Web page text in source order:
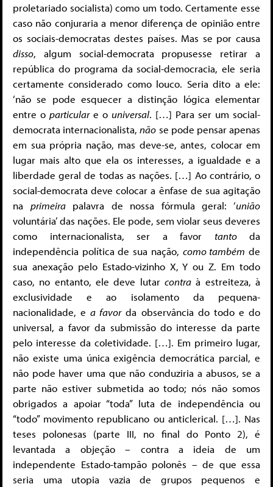
proletariado socialista) como um todo. Certamente esse
caso não conjuraria a menor diferença de opinião entre
os sociais-democratas destes países. Mas se por causa
disso, algum social-democrata propusesse retirar a
república do programa da social-democracia, ele seria
certamente considerado como louco. Seria dito a ele:
‘não se pode esquecer a distinção lógica elementar
entre o particulare o universal. […] Para ser um social-
democrata internacionalista,não se pode pensar apenas
em sua própria nação, mas deve-se, antes, colocar em
lugar mais alto que ela os interesses, a igualdade e a
liberdade geral de todas as nações. […] Ao contrário, o
social-democrata deve colocar a ênfase de sua agitação
na primeirapalavra de nossa fórmula geral: ‘união
voluntária’ das nações. Ele pode, sem violar seus deveres
como internacionalista, ser a favor tantoda
independência política de sua nação, como também de
sua anexação pelo Estado-vizinho X, Y ou Z. Em todo
caso, no entanto, ele deve lutar contra à estreiteza, à
exclusividade e ao isolamento da pequena-
nacionalidade, ea favorda observância do todo e do
universal, a favor da submissão do interesse da parte
pelo interesse da coletividade. […]. Em primeiro lugar,
não existe uma única exigência democrática parcial, e
não pode haver uma que não conduziria a abusos, se a
parte não estiver submetida ao todo; nós não somos
obrigados a apoiar “toda” luta de independência ou
“todo” movimento republicano ou anticlerical. […]. Nas
teses polonesas (parte III, no final do Ponto 2), é
levantada a objeção – contra a ideia de um
independente Estado-tampão polonês – de que essa
seria uma utopia vazia de grupos pequenos e